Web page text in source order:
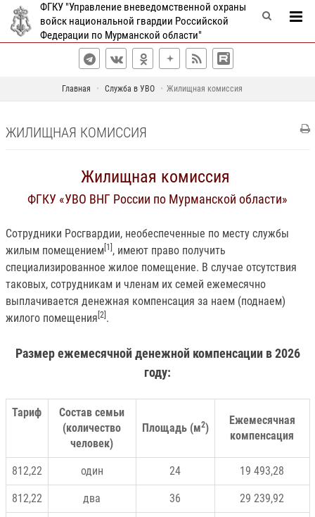
ФГКУ "Управление вневедомственной охраны
войск национальной гвардии Российской
Федерации по Мурманской области"
Главная Служба в УВО Жилищная комиссия
ЖИЛИЩНАЯ КОМИССИЯ
Жилищная комиссия
ФГКУ «УВО ВНГ России по Мурманской области»
Сотрудники Росгвардии, необеспеченные по месту службы
жилым помещением[1] , имеют право получить
специализированное жилое помещение. В случае отсутствия
таковых, сотрудникам и членам их семей ежемесячно
выплачивается денежная компенсация за наем (поднаем)
жилого помещения [2].
Размер ежемесячной денежной компенсации в 2026
году:
Тариф
Состав семьи
(количество
человек)
Площадь (м2)
Ежемесячная
компенсация
812,22 один 24 19 493,28
812,22 два 36 29 239,92